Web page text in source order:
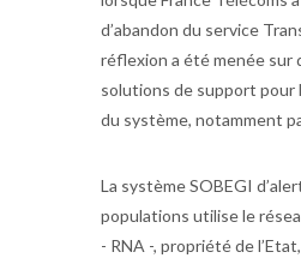
d’abandon du service
réflexion a été menée sur
solutions de support pour
du système, notamment
La système SOBEGI
populations utilise le
- RNA -, propriété de